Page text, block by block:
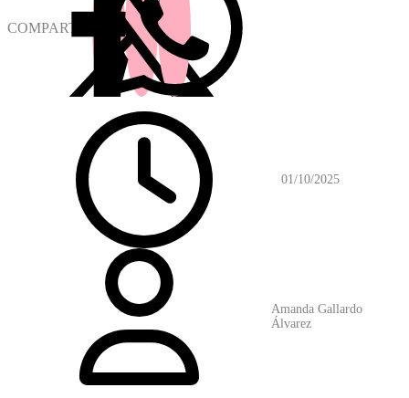
COMPARTIR
01/10/2025
Amanda Gallardo
Álvarez